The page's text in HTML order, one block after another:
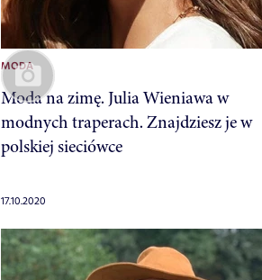
MODA
Moda na zimę. Julia Wieniawa w
modnych traperach. Znajdziesz je w
polskiej sieciówce
17.10.2020